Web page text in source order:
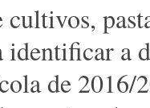
a
de 2016/